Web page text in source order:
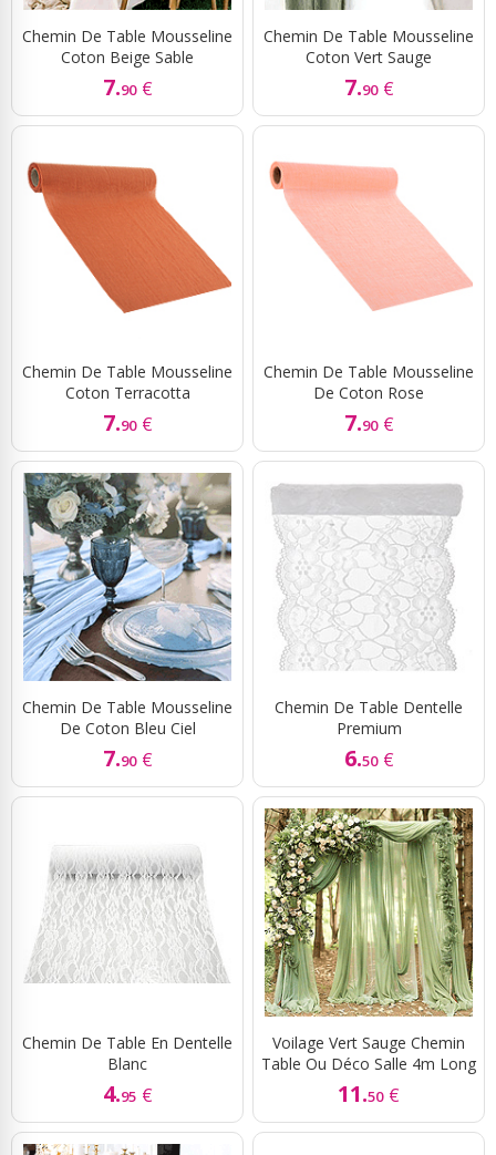
Chemin De Table Mousseline
Coton Beige Sable
7.90 €
Chemin De Table Mousseline
Coton Vert Sauge
7.90 €
Chemin De Table Mousseline
Coton Terracotta
7.90 €
Chemin De Table Mousseline
De Coton Rose
7.90 €
Chemin De Table Mousseline
De Coton Bleu Ciel
7.90 €
Chemin De Table Dentelle
Premium
6.50 €
Chemin De Table En Dentelle
Blanc
4.95 €
Voilage Vert Sauge Chemin
Table Ou Déco Salle 4m Long
11.50 €